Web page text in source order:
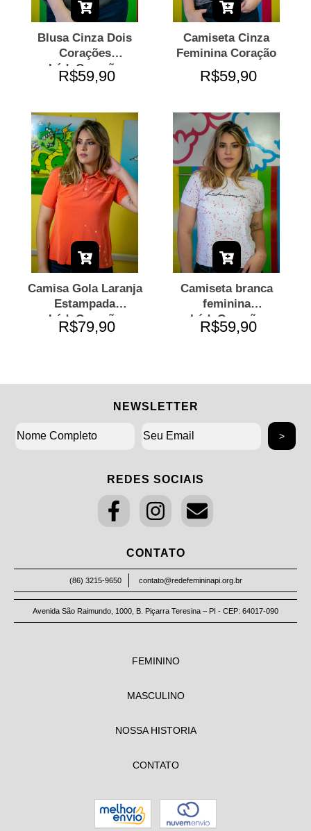
Blusa Cinza Dois
Corações
LádoCoração
R$59,90
Camiseta Cinza
Feminina Coração
R$59,90
Camisa Gola Laranja
Estampada
LádoCoração
R$79,90
Camiseta branca
feminina
LádoCoração
R$59,90
NEWSLETTER
REDES SOCIAIS
CONTATO
(86) 3215-9650 contato@redefemininapi.org.br
Avenida São Raimundo, 1000, B. Piçarra Teresina – PI - CEP: 64017-090
FEMININO
MASCULINO
NOSSA HISTORIA
CONTATO